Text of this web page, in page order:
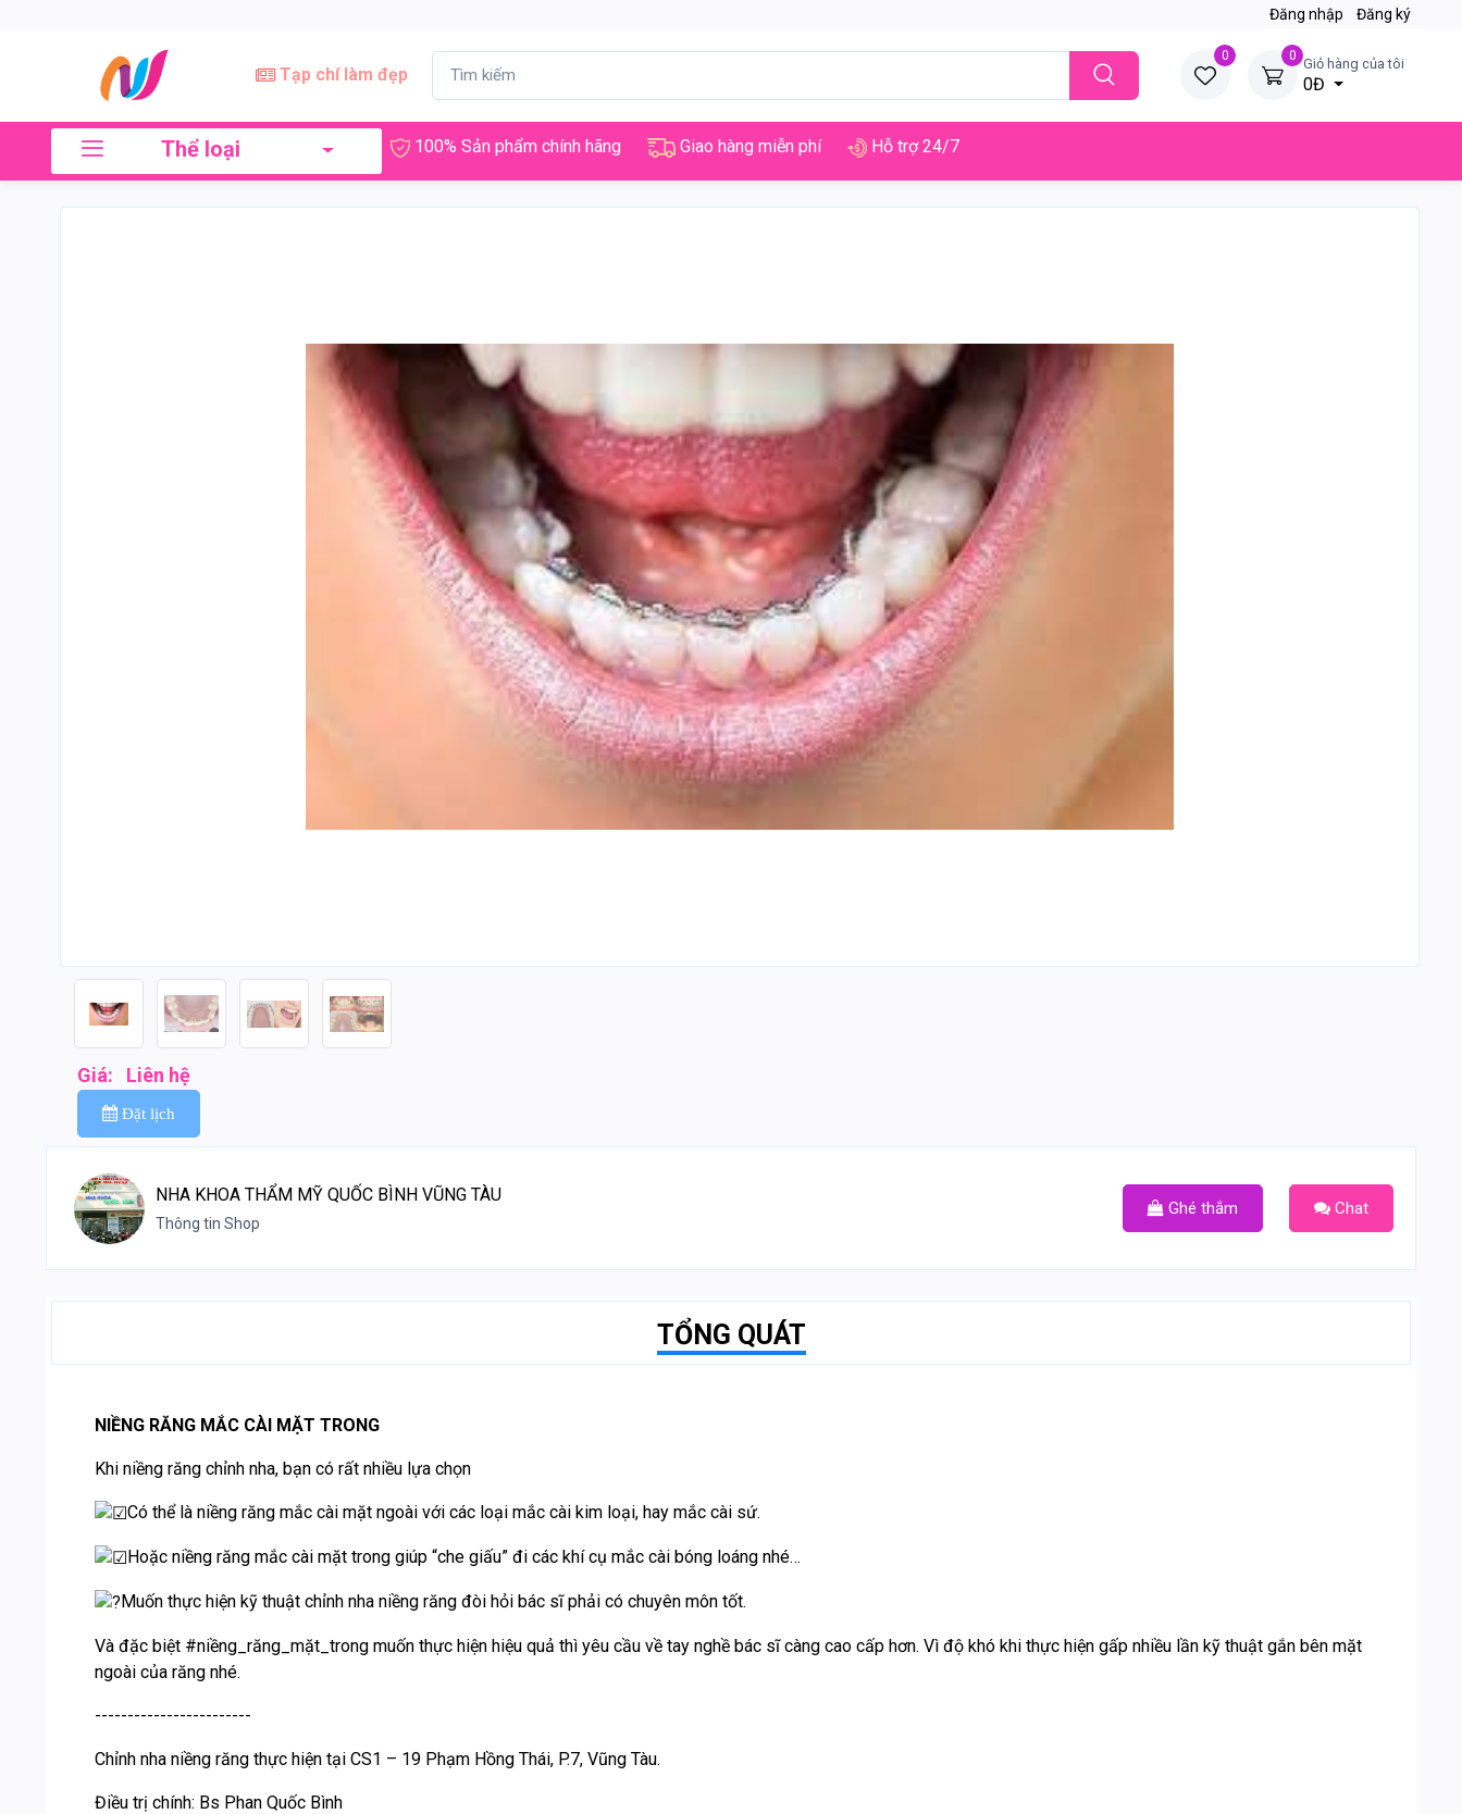
Đăng nhập Đăng ký
Tạp chí làm đẹp
0 0 Giỏ hàng của tôi
0Đ
Thể loại 100% Sản phẩm chính hãng Giao hàng miễn phí Hỗ trợ 24/7
Giá: Liên hệ
Đặt lịch
NHA KHOA THẨM MỸ QUỐC BÌNH VŨNG TÀU
Thông tin Shop
Ghé thắm Chat
TỔNG QUÁT
NIỀNG RĂNG MẮC CÀI MẶT TRONG
Khi niềng răng chỉnh nha, bạn có rất nhiều lựa chọn
Có thể là niềng răng mắc cài mặt ngoài với các loại mắc cài kim loại, hay mắc cài sứ.
Hoặc niềng răng mắc cài mặt trong giúp “che giấu” đi các khí cụ mắc cài bóng loáng nhé…
Muốn thực hiện kỹ thuật chỉnh nha niềng răng đòi hỏi bác sĩ phải có chuyên môn tốt.
Và đặc biệt #niềng_răng_mặt_trong muốn thực hiện hiệu quả thì yêu cầu về tay nghề bác sĩ càng cao cấp hơn. Vì độ khó khi thực hiện gấp nhiều lần kỹ thuật gắn bên mặt
ngoài của răng nhé.
------------------------
Chỉnh nha niềng răng thực hiện tại CS1 – 19 Phạm Hồng Thái, P.7, Vũng Tàu.
Điều trị chính: Bs Phan Quốc Bình